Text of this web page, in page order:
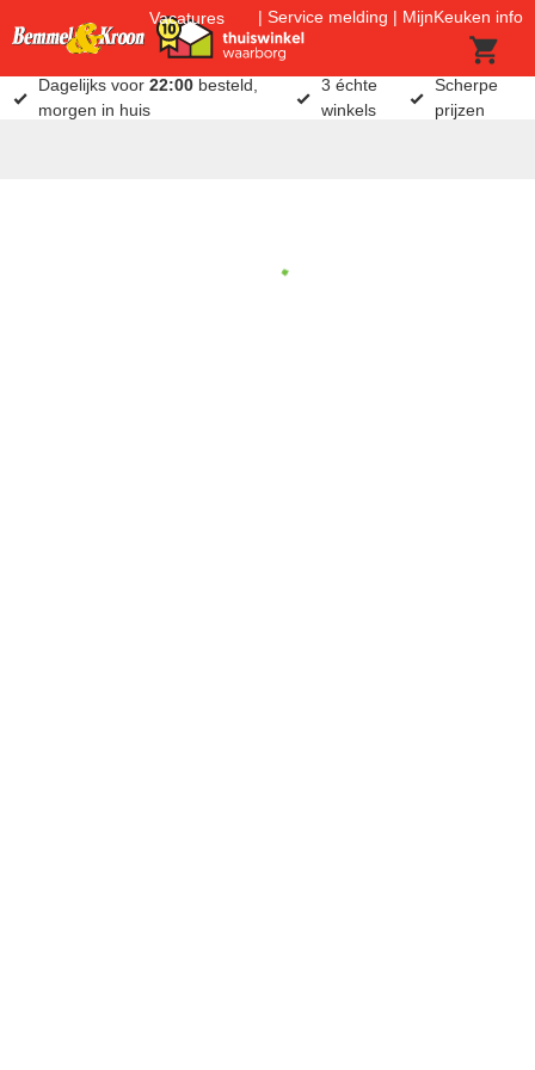
Vacatures Service melding MijnKeuken info
Dagelijks voor22:00 besteld,
morgen in huis
3 échte
winkels
Scherpe
prijzen